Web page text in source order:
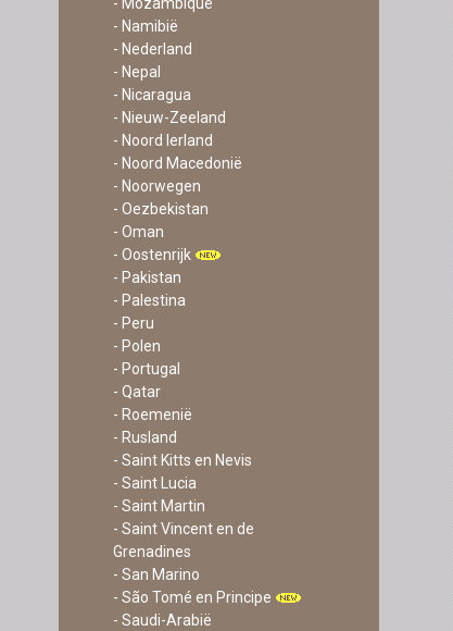
- Namibië
- Nederland
- Nepal
- Nicaragua
- Nieuw-Zeeland
- Noord Ierland
- Noord Macedonië
- Noorwegen
- Oezbekistan
- Oman
- Oostenrijk
- Pakistan
- Palestina
- Peru
- Polen
- Portugal
- Qatar
- Roemenië
- Rusland
- Saint Kitts en Nevis
- Saint Lucia
- Saint Martin
- Saint Vincent en de
Grenadines
- San Marino
- São Tomé en Principe
- Saudi-Arabië